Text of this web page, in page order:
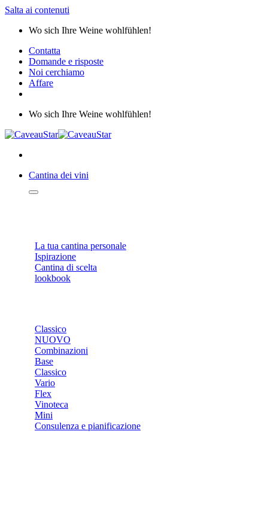
Salta ai contenuti
Wo sich Ihre Weine wohlfühlen!
Contatta
Domande e risposte
Noi cerchiamo
Affare
Wo sich Ihre Weine wohlfühlen!
Cantina dei vini
La tua cantina personale
Ispirazione
Cantina di scelta
lookbook
Classico
NUOVO
Combinazioni
Base
Classico
Vario
Flex
Vinoteca
Mini
Consulenza e pianificazione